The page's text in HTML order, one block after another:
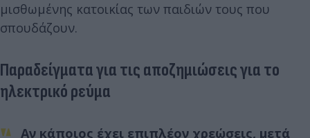
μισθωμένης κατοικίας των παιδιών τους που
σπουδάζουν.
Παραδείγματα για τις αποζημιώσεις για το
ηλεκτρικό ρεύμα
Αν κάποιος έχει επιπλέον χρεώσεις, μετά